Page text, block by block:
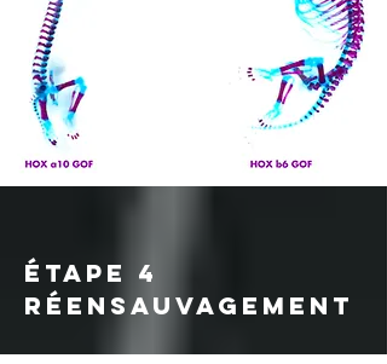
étape 4
Réensauvagement